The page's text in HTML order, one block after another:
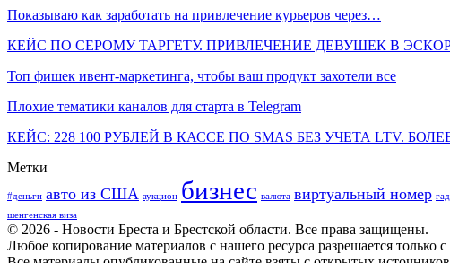
Показываю как заработать на привлечение курьеров через…
КЕЙС ПО СЕРОМУ ТАРГЕТУ. ПРИВЛЕЧЕНИЕ ДЕВУШЕК В
Топ фишек ивент-маркетинга, чтобы ваш продукт захотели все
Плохие тематики каналов для старта в Telegram
КЕЙС: 228 100 РУБЛЕЙ В КАССЕ ПО SMAS БЕЗ УЧЕТА LTV.
Метки
#деньги авто из США аукцион бизнес валюта виртуальный номер
шенгенская виза
© 2026 - Новости Бреста и Брестской области. Все права защищены.
Любое копирование материалов с нашего ресурса разрешается только